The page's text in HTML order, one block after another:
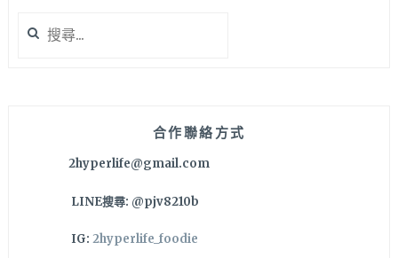
合作聯絡方式
2hyperlife@gmail.com
LINE搜尋: @pjv8210b
IG: 2hyperlife_foodie